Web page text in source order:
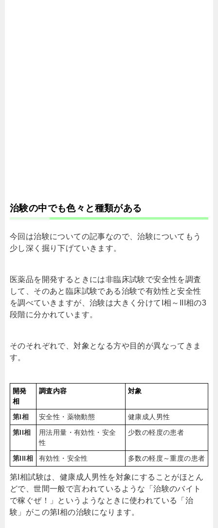
治験の中でも色々と種類がある
今回は治験についての記事なので、治験についてもう
少し深く掘り下げていきます。
医薬品を開発するときには非臨床試験で安全性を調査
して、そのあと臨床試験である治験で有効性と安全性
を調べていきますが、治験は大きく分けてI相～III相の3
段階に分かれています。
そのそれぞれで、対象となる方や目的が異なってきま
す。
開発
相
調査内容 対象
第I相 安全性・薬物動態
健康成人男性
第II相
用法用量・有効性・安全
性
少数の軽度の患者
第III相 有効性・安全性 多数の軽度～重度の患者
第I相試験は、健康成人男性を対象にすることがほとん
どで、世間一般で言われているような「治験のバイト
で稼ぐぜ！」というようなときに使われている「治
験」がこの第I相の治験になります。